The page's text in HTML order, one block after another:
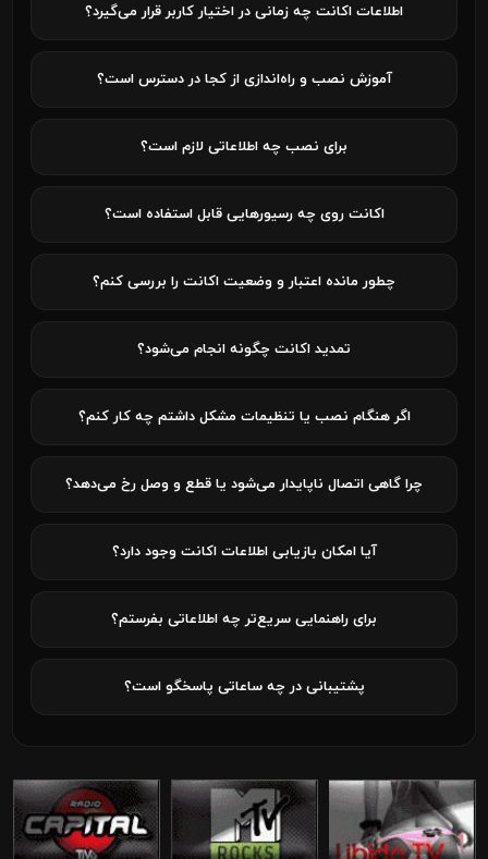
اطلاعات اکانت چه زمانی در اختیار کاربر قرار می‌گیرد؟
آموزش نصب و راه‌اندازی از کجا در دسترس است؟
برای نصب چه اطلاعاتی لازم است؟
اکانت روی چه رسیورهایی قابل استفاده است؟
چطور مانده اعتبار و وضعیت اکانت را بررسی کنم؟
تمدید اکانت چگونه انجام می‌شود؟
اگر هنگام نصب یا تنظیمات مشکل داشتم چه کار کنم؟
چرا گاهی اتصال ناپایدار می‌شود یا قطع و وصل رخ می‌دهد؟
آیا امکان بازیابی اطلاعات اکانت وجود دارد؟
برای راهنمایی سریع‌تر چه اطلاعاتی بفرستم؟
پشتیبانی در چه ساعاتی پاسخگو است؟